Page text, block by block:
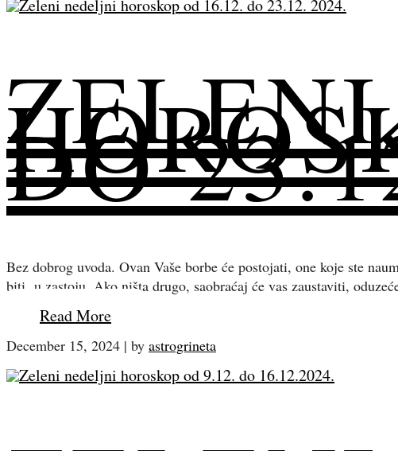
DO
Bez dobrog uvoda. Ovan Vaše borbe će postojati, one koje ste
biti u zastoju. Ako ništa drugo, saobraćaj će vas zaustaviti,
Read More
December 15, 2024 | by astrogrineta